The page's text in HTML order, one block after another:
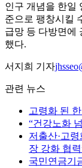
인구 개념을 한일
준으로 팽창시킬
급망 등 다방면에
했다.
서지희 기자
관련 뉴스
고령화 된
“건강노화
저출산·고
장 강화 협
국민연금기